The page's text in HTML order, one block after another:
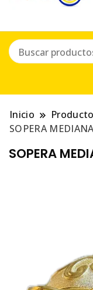
Inicio
SOPERA
SOPERA